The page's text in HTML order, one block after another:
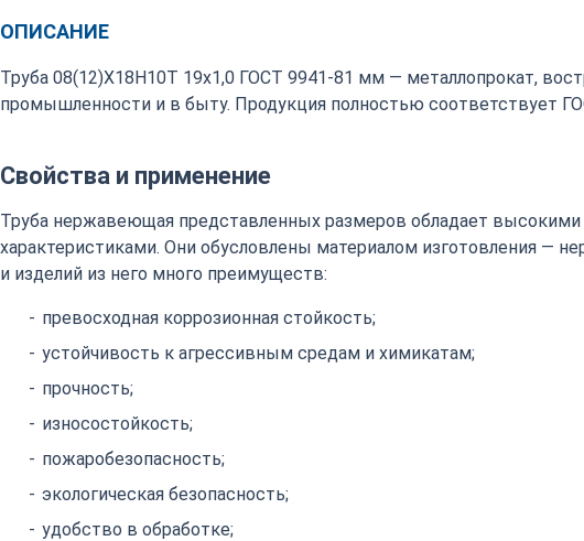
ОПИСАНИЕ
Труба 08(12)Х18Н10Т 19х1,0 ГОСТ 9941-81 мм — металлопрокат,
промышленности и в быту. Продукция полностью соответствует
Свойства и применение
Труба нержавеющая представленных размеров обладает
характеристиками. Они обусловлены материалом изготовления —
и изделий из него много преимуществ:
превосходная коррозионная стойкость;
устойчивость к агрессивным средам и химикатам;
прочность;
износостойкость;
пожаробезопасность;
экологическая безопасность;
удобство в обработке;